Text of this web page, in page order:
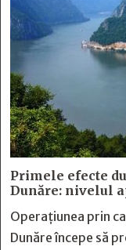
Primele efecte
Dunăre: nivelul
Operațiunea prin
Dunăre începe să